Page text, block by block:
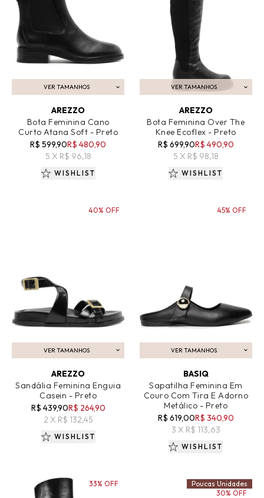
VER TAMANHOS
ADICIONAR AO CARRINHO
AREZZO
Bota Feminina Cano
Curto Atana Soft - Preto
R$ 599,90R$ 480,90
5 X R$ 96,18
WISHLIST
VER TAMANHOS
ADICIONAR AO CARRINHO
AREZZO
Bota Feminina Over The
Knee Ecoflex - Preto
R$ 699,90R$ 490,90
5 X R$ 98,18
WISHLIST
VER TAMANHOS
ADICIONAR AO CARRINHO
AREZZO
Sandália Feminina Enguia
Casein - Preto
R$ 439,90R$ 264,90
2 X R$ 132,45
40% OFF
WISHLIST
VER TAMANHOS
ADICIONAR AO CARRINHO
BASIQ
Sapatilha Feminina Em
Couro Com Tira E Adorno
Metálico - Preto
R$ 619,00R$ 340,90
3 X R$ 113,63
45% OFF
WISHLIST
33% OFF
Poucas Unidades
30% OFF